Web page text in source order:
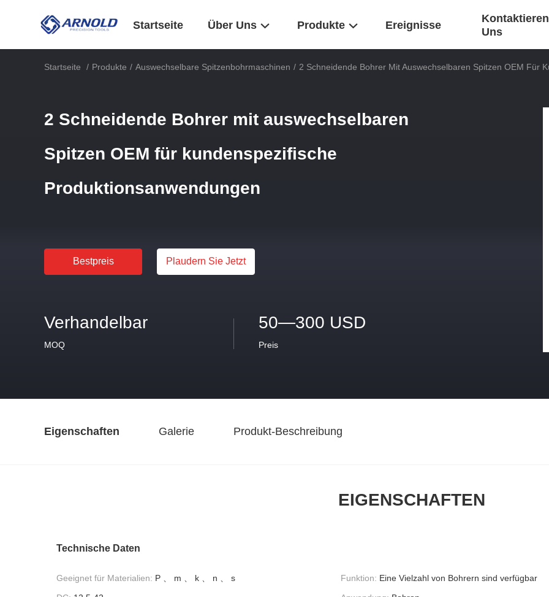
Startseite Über Uns Produkte Ereignisse
Uns
Startseite / Produkte / Auswechselbare Spitzenbohrmaschinen / 2 Schneidende Bohrer Mit Auswechselbaren Spitzen OEM Für
2 Schneidende Bohrer mit auswechselbaren
Spitzen OEM für kundenspezifische
Produktionsanwendungen
Bestpreis Plaudern Sie Jetzt
Verhandelbar
MOQ
50—300 USD
Preis
Eigenschaften Galerie Produkt-Beschreibung
EIGENSCHAFTEN
Technische Daten
Geeignet für Materialien: P 、 m 、 k 、 n 、 s Funktion: Eine Vielzahl von Bohrern sind verfügbar